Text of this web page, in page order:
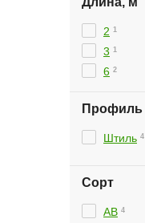
2 1
3 1
6 2
Профиль
Штиль 4
Сорт
АВ 4